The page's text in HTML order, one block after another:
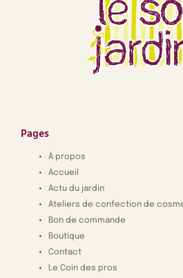
Pages
À propos
Accueil
Actu du jardin
Ateliers de confection de
Bon de commande
Boutique
Contact
Le Coin des pros